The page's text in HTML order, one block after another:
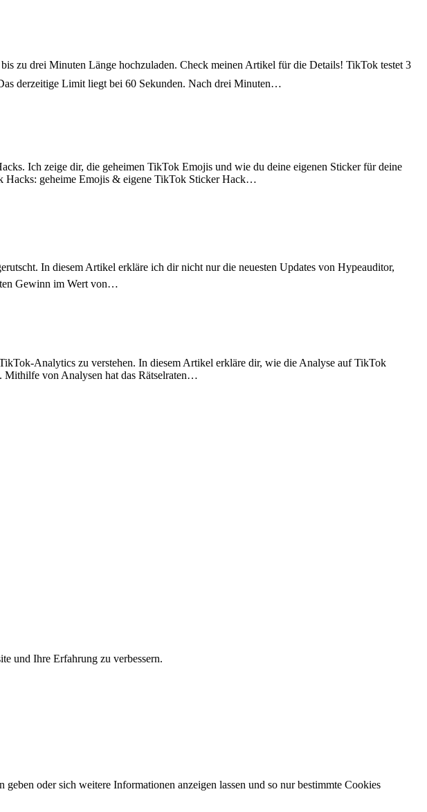
zu drei Minuten Länge hochzuladen. Check meinen Artikel für die Details! TikTok testet 3
derzeitige Limit liegt bei 60 Sekunden. Nach drei Minuten…
Ich zeige dir, die geheimen TikTok Emojis und wie du deine eigenen Sticker für deine
Hacks: geheime Emojis & eigene TikTok Sticker Hack…
In diesem Artikel erkläre ich dir nicht nur die neuesten Updates von Hypeauditor,
Gewinn im Wert von…
Analytics zu verstehen. In diesem Artikel erkläre dir, wie die Analyse auf TikTok
Mithilfe von Analysen hat das Rätselraten…
und Ihre Erfahrung zu verbessern.
oder sich weitere Informationen anzeigen lassen und so nur bestimmte Cookies